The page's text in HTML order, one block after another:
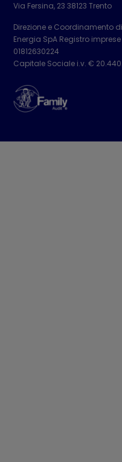
Via Fersina, 23 38123 Trento
Direzione e Coordinamento
Energia SpA Registro
01812630224
Capitale Sociale i.v. €